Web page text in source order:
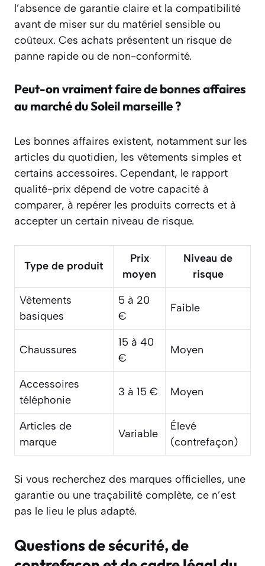
l’absence de garantie claire et la compatibilité
avant de miser sur du matériel sensible ou
coûteux. Ces achats présentent un risque de
panne rapide ou de non-conformité.
Peut-on vraiment faire de bonnes affaires
au marché du Soleil marseille ?
Les bonnes affaires existent, notamment sur les
articles du quotidien, les vêtements simples et
certains accessoires. Cependant, le rapport
qualité-prix dépend de votre capacité à
comparer, à repérer les produits corrects et à
accepter un certain niveau de risque.
Type de produit
Prix
moyen
Niveau de
risque
Vêtements
basiques
5 à 20
€
Faible
Chaussures
15 à 40
€
Moyen
Accessoires
téléphonie
3 à 15 € Moyen
Articles de
marque
Variable
Élevé
(contrefaçon)
Si vous recherchez des marques officielles, une
garantie ou une traçabilité complète, ce n’est
pas le lieu le plus adapté.
Questions de sécurité, de